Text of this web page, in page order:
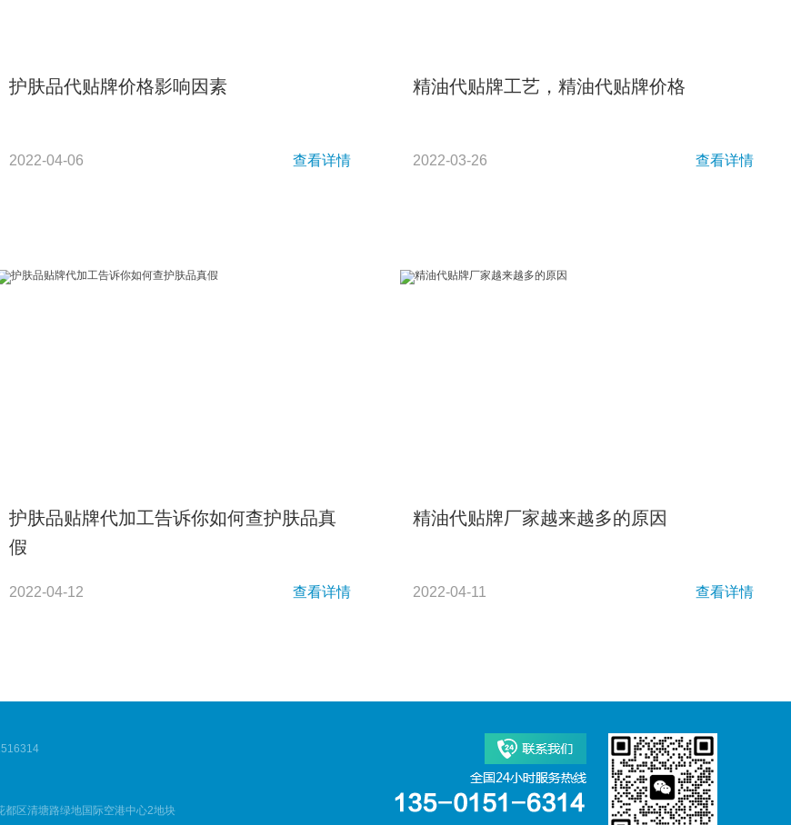
护肤品代贴牌价格影响因素
2022-04-06 查看详情
精油代贴牌工艺，精油代贴牌价格
2022-03-26 查看详情
护肤品贴牌代加工告诉你如何查护肤品真
假
2022-04-12 查看详情
精油代贴牌厂家越来越多的原因
2022-04-11 查看详情
都区清塘路绿地国际空港中心2地块